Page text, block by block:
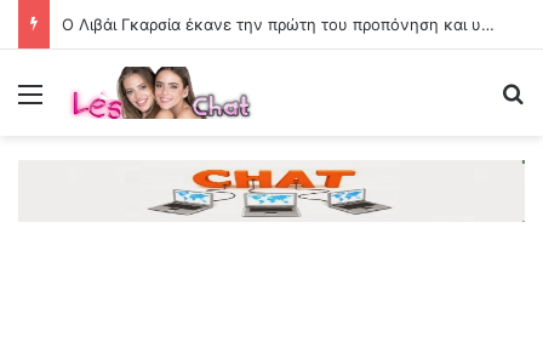
Ο Λιβάι Γκαρσία έκανε την πρώτη του προπόνηση και υπολογίζεται για τη ρεβάνς με την ΤΣΣΚΑ 1948
Menu